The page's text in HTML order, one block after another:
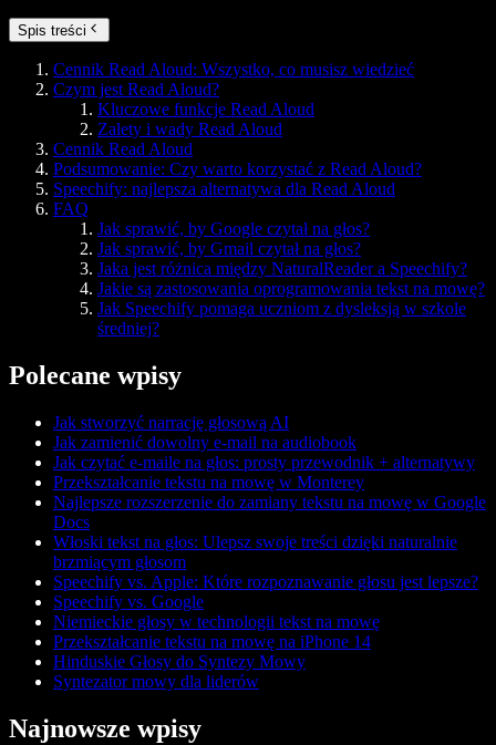
Spis treści
Cennik Read Aloud: Wszystko, co musisz wiedzieć
Czym jest Read Aloud?
Kluczowe funkcje Read Aloud
Zalety i wady Read Aloud
Cennik Read Aloud
Podsumowanie: Czy warto korzystać z Read Aloud?
Speechify: najlepsza alternatywa dla Read Aloud
FAQ
Jak sprawić, by Google czytał na głos?
Jak sprawić, by Gmail czytał na głos?
Jaka jest różnica między NaturalReader a Speechify?
Jakie są zastosowania oprogramowania tekst na mowę?
Jak Speechify pomaga uczniom z dysleksją w szkole
średniej?
Polecane wpisy
Jak stworzyć narrację głosową AI
Jak zamienić dowolny e-mail na audiobook
Jak czytać e-maile na głos: prosty przewodnik + alternatywy
Przekształcanie tekstu na mowę w Monterey
Najlepsze rozszerzenie do zamiany tekstu na mowę w Google
Docs
Włoski tekst na głos: Ulepsz swoje treści dzięki naturalnie
brzmiącym głosom
Speechify vs. Apple: Które rozpoznawanie głosu jest lepsze?
Speechify vs. Google
Niemieckie głosy w technologii tekst na mowę
Przekształcanie tekstu na mowę na iPhone 14
Hinduskie Głosy do Syntezy Mowy
Syntezator mowy dla liderów
Najnowsze wpisy